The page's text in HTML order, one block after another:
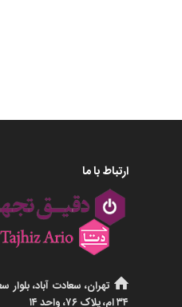
ارتباط با ما
تهران، سعادت آباد، بلوار
۳۴ ام، پلاک ۷۶، واحد ۱۴